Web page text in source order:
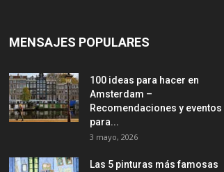
MENSAJES POPULARES
100 ideas para hacer en
Amsterdam –
Recomendaciones y eventos
para...
3 mayo, 2026
Las 5 pinturas más famosas